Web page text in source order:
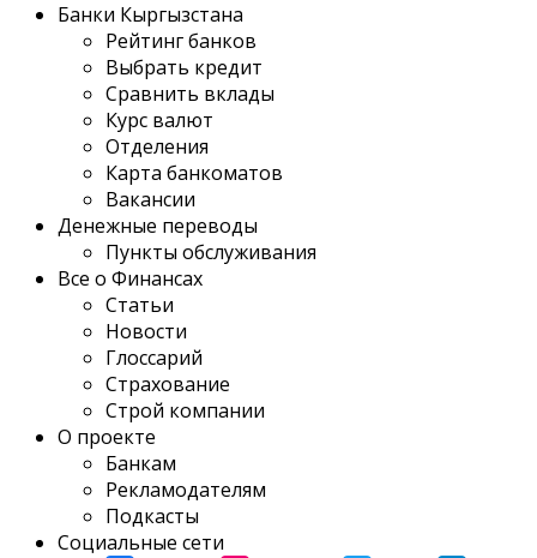
Банки Кыргызстана
Рейтинг банков
Выбрать кредит
Сравнить вклады
Курс валют
Отделения
Карта банкоматов
Вакансии
Денежные переводы
Пункты обслуживания
Все о Финансах
Статьи
Новости
Глоссарий
Страхование
Строй компании
О проекте
Банкам
Рекламодателям
Подкасты
Социальные сети